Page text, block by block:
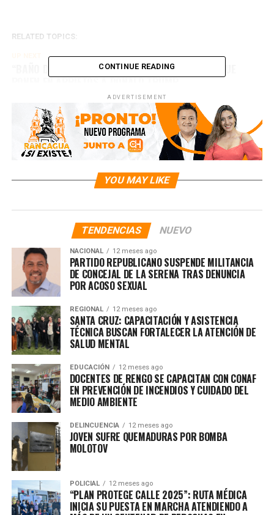
RELATED TOPICS:
“BAÑO DE SANGRE”: LAS POLÉMICAS PALABRAS QUE
PONEN EN APRIETOS A DONALD TRUMP
“LISTO PARA UNA GUERRA”: ASEGURÓ ESTAR EL
PRESIDENTE DE RUSIA EN TELEVISIÓN NACIONAL
CONTINUE READING
ADVERTISEMENT
YOU MAY LIKE
TENDENCIAS NUEVO
NACIONAL 12 meses ago
PARTIDO REPUBLICANO SUSPENDE MILITANCIA
DE CONCEJAL DE LA SERENA TRAS DENUNCIA
POR ACOSO SEXUAL
REGIONAL 12 meses ago
SANTA CRUZ: CAPACITACIÓN Y ASISTENCIA
TÉCNICA BUSCAN FORTALECER LA ATENCIÓN DE
SALUD MENTAL
EDUCACIÓN 12 meses ago
DOCENTES DE RENGO SE CAPACITAN CON CONAF
EN PREVENCIÓN DE INCENDIOS Y CUIDADO DEL
MEDIO AMBIENTE
DELINCUENCIA 12 meses ago
JOVEN SUFRE QUEMADURAS POR BOMBA
MOLOTOV
POLICIAL 12 meses ago
“PLAN PROTEGE CALLE 2025”: RUTA MÉDICA
INICIA SU PUESTA EN MARCHA ATENDIENDO A